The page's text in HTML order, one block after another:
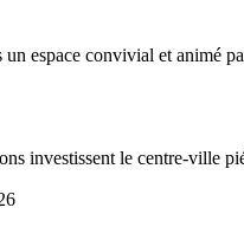
espace convivial et animé
investissent le centre-